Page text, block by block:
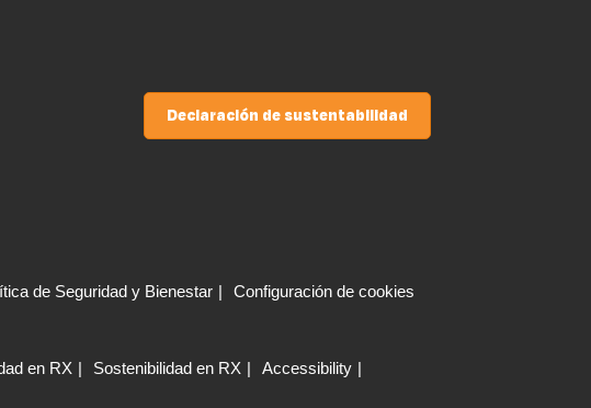
Declaración de sustentabilidad
de Seguridad y Bienestar Configuración de cookies
en RX Sostenibilidad en RX
Accessibility